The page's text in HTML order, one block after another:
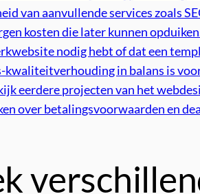
van aanvullende services zoals
kosten die later kunnen
nodig hebt of dat een
kwaliteitverhouding in balans is
eerdere projecten van het
over betalingsvoorwaarden en